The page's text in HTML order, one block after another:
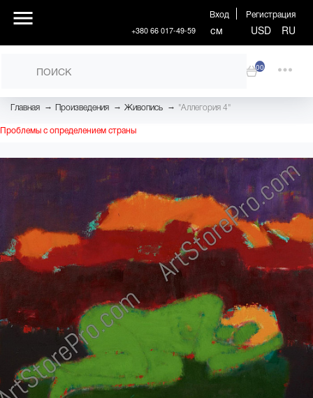
Вход Регистрация
+380 66 017-49-59 см USD RU
00
Главная → Произведения → Живопись → "Аллегория 4"
Проблемы с определением страны